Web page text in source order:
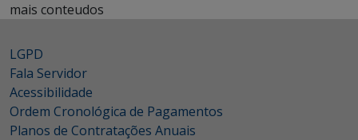
mais conteudos
LGPD
Fala Servidor
Acessibilidade
Ordem Cronológica de Pagamentos
Planos de Contratações Anuais